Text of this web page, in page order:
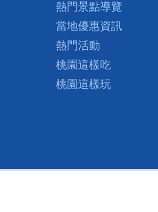
熱門景點導覽
當地優惠資訊
熱門活動
桃園這樣吃
桃園這樣玩